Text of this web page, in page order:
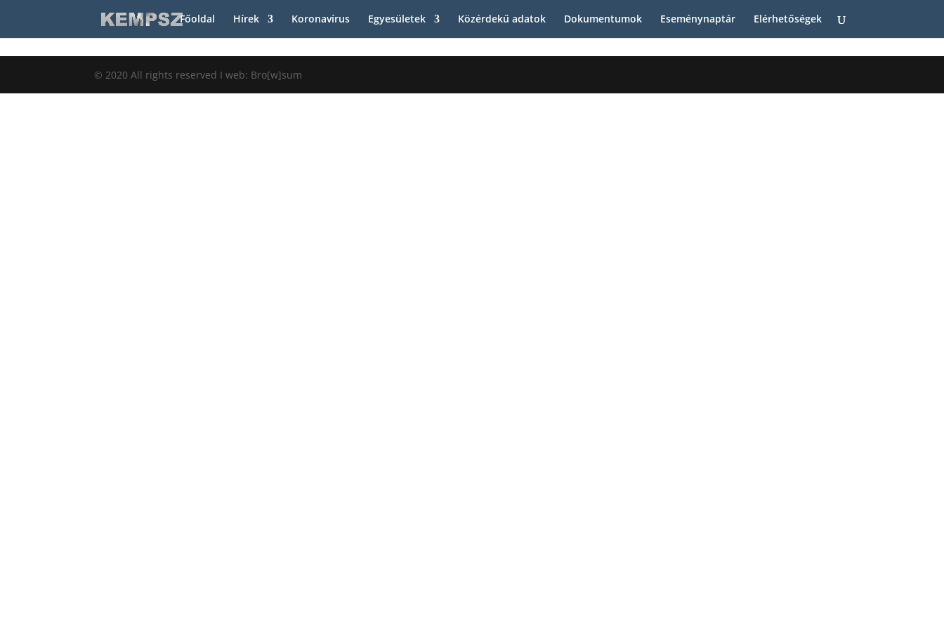
Főoldal Hírek Koronavírus Egyesületek Közérdekű adatok Dokumentumok Eseménynaptár Elérhetőségek
© 2020 All rights reserved I web: Bro[w]sum